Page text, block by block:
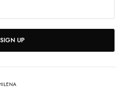
SIGN UP